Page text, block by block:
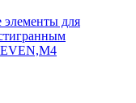
элементы для